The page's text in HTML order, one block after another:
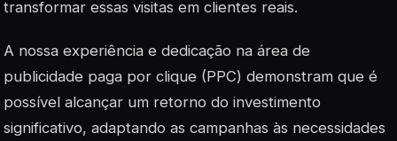
transformar essas visitas em clientes reais.
A nossa experiência e dedicação na área de
publicidade paga por clique (PPC) demonstram que é
possível alcançar um retorno do investimento
significativo, adaptando as campanhas às necessidades